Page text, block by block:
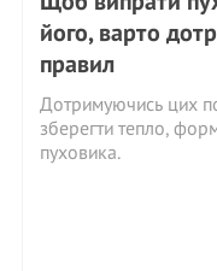
його, варто
правил
Дотримуючись цих
зберегти тепло,
пуховика.